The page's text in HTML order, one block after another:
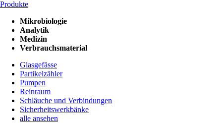
Produkte
Mikrobiologie
Analytik
Medizin
Verbrauchsmaterial
Glasgefässe
Partikelzähler
Pumpen
Reinraum
Schläuche und Verbindungen
Sicherheitswerkbänke
alle ansehen